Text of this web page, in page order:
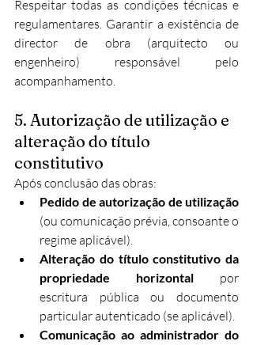
Respeitar todas as condições técnicas e
regulamentares. Garantir a existência de
director de obra (arquitecto ou
engenheiro) responsável pelo
acompanhamento.
5. Autorização de utilização e
alteração do título
constitutivo
Após conclusão das obras:
Pedido de autorização de utilização
(ou comunicação prévia, consoante o
regime aplicável).
Alteração do título constitutivo da
propriedade horizontal por
escritura pública ou documento
particular autenticado (se aplicável).
Comunicação ao administrador do